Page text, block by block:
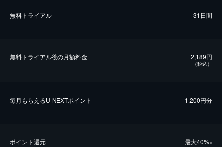
無料トライアル 31日間
無料トライアル後の⽉額料金 2,189円
（税込）
毎⽉もらえるU-NEXTポイント 1,200円分
ポイント還元 最⼤40%※